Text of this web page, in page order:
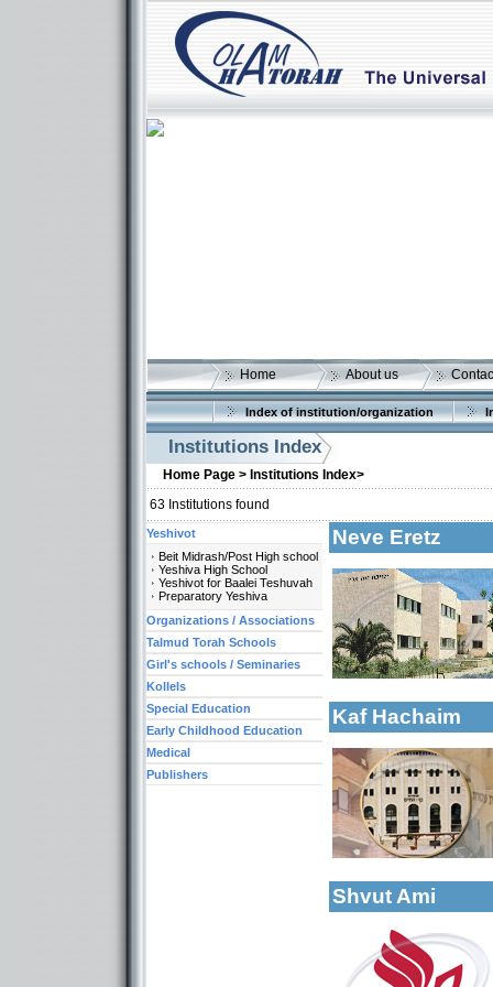
Home About us
Index of institution/organization
Institutions Index
Home Page > Institutions Index>
63 Institutions found
Neve Eretz
More details:
Categories:
Yeshivot-Yeshivot
Kaf Hachaim
More details:
Categories:
Yeshivot-Yeshivot
Girl's schools /
Kollels-Full Day
Kollels-Morning /
Shvut Ami
More details:
More details:
Yeshivot
Beit Midrash/Post High school
Yeshiva High School
Yeshivot for Baalei Teshuvah
Preparatory Yeshiva
Organizations / Associations
Talmud Torah Schools
Girl's schools / Seminaries
Kollels
Special Education
Early Childhood Education
Medical
Publishers